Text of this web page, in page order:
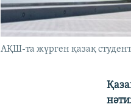
АҚШ-та жүрген қазақ